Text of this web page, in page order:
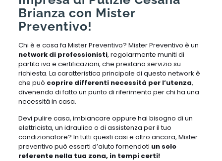
Brianza con Mister
Preventivo!
Chi è e cosa fa Mister Preventivo? Mister Preventivo è un
network di professionisti, regolarmente muniti di
partita iva e certificazioni, che prestano servizio su
richiesta. La caratteristica principale di questo network è
che può coprire differenti necessità per l’utenza,
divenendo di fatto un punto di riferimento per chi ha una
necessità in casa.
Devi pulire casa, imbiancare oppure hai bisogno di un
elettricista, un idraulico o di assistenza per il tuo
condizionatore? In tutti questi casi e altro ancora, Mister
preventivo può esserti d’aiuto fornendoti un solo
referente nella tua zona, in tempi certi!